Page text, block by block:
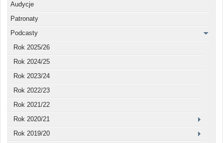
Audycje
Patronaty
Podcasty
Rok 2025/26
Rok 2024/25
Rok 2023/24
Rok 2022/23
Rok 2021/22
Rok 2020/21
Rok 2019/20